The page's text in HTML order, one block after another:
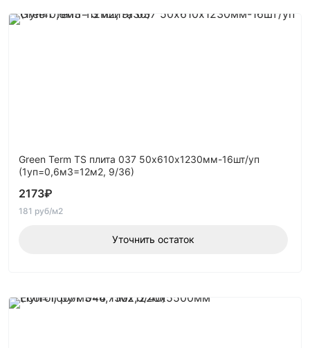
Green Term TS плита 037 50х610х1230мм-16шт/уп
(1уп=0,6м3=12м2, 9/36)
2173₽
181 руб/м2
Уточнить остаток